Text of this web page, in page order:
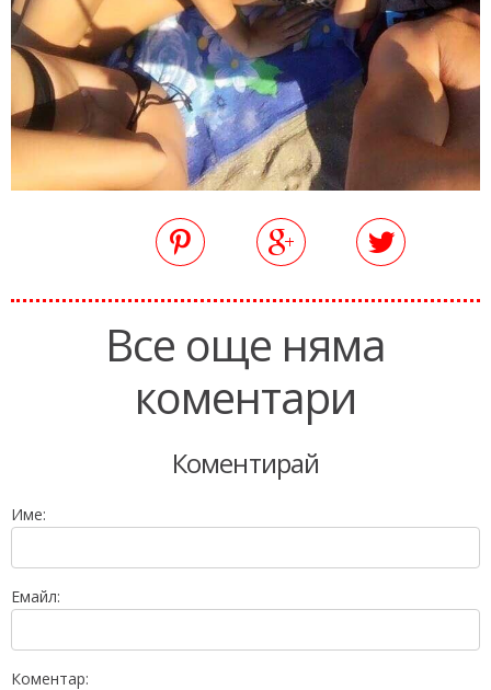
Все още няма
коментари
Коментирай
Име:
Емайл:
Коментар: